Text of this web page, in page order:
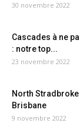
30 novembre 2022
Cascades à ne
: notre top...
23 novembre 2022
North
Brisbane
9 novembre 2022